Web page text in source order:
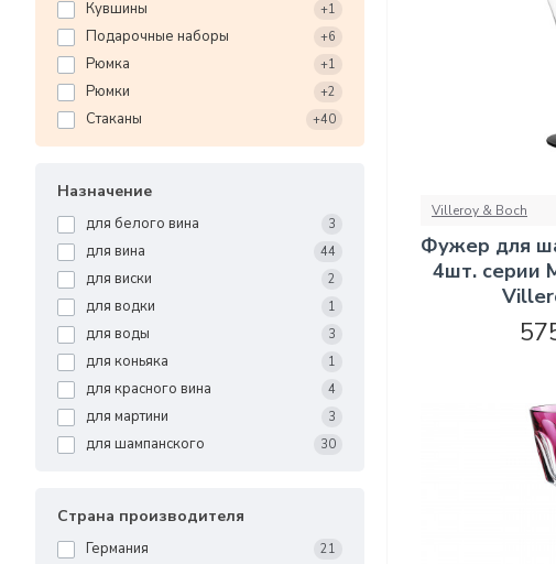
Кувшины +1
Подарочные наборы +6
Рюмка +1
Рюмки +2
Стаканы +40
Назначение
для белого вина 3
для вина 44
для виски 2
для водки 1
для воды 3
для коньяка 1
для красного вина 4
для мартини 3
для шампанского 30
Страна производителя
Германия 21
Villeroy & Boch
Фужер для
4шт. серии